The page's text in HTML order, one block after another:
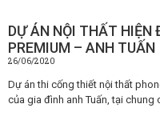
DỰ ÁN NỘI THẤT HIỆN
PREMIUM – ANH TUẤN
26/06/2020
Dự án thi cống thiết nội thất
của gia đình anh Tuấn, tại chung